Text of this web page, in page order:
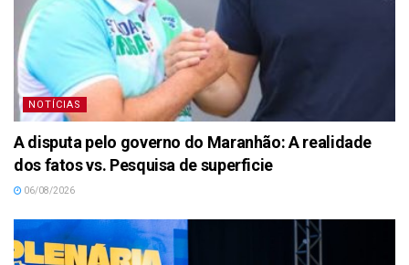
NOTÍCIAS
A disputa pelo governo do Maranhão: A realidade
dos fatos vs. Pesquisa de superficie
06/08/2026